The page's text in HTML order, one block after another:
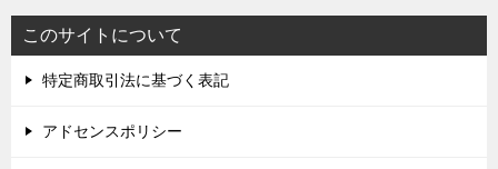
このサイトについて
特定商取引法に基づく表記
アドセンスポリシー